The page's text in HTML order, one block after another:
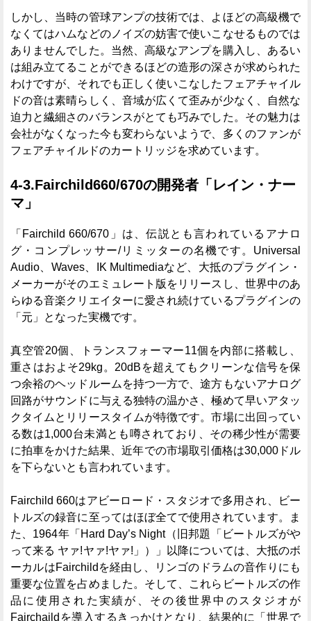
しかし、当時の管球アンプの技術では、よほどの高級機で
なくてはハムなどのノイズの妨害で使いこなせるものでは
ありませんでした。当然、高級なアンプを購入し、あるい
は組み立てることができるほどの造形の深さが求められた
わけですが、それでも正しく使いこなしたフェアチャイル
ドの音は素晴らしく、音域が広くて歪みが少なく、自然な
迫力と繊細さのバランスがとても巧みでした。その魅力は
会社がなくなった今も変わらないようで、多くのファンが
フェアチャイルドのカートリッジを求めています。
4-3.Fairchild660/670の開発者「レイン・ナー
マ」
「Fairchild 660/670」は、伝説とも言われているアナロ
グ・コンプレッサー/リミッターの名機です。Universal
Audio、Waves、IK Multimediaなど、大抵のプラグイン・
メーカーがそのエミュレート版をリリースし、世界中のあ
らゆる音楽クリエイターに愛され続けているプラグインの
「元」となった実機です。
真空管20個、トランスフォーマー11個を内部に搭載し、
重さはおよそ29kg。20dBを超えてもクリーンな信号を保
つ余裕のヘッドルームを持つ一方で、途方もないアナログ
回路がサウンドに与える独特の温かさ、極めて早いアタッ
クタイムとリリースタイムが特徴です。市場に出回ってい
る数は1,000台未満とも噂されており、その稀少性が需要
に拍車をかけた結果、近年での市場取引価格は30,000ドル
を下らないとも言われています。
Fairchild 660はアビーロード・スタジオで多用され、ビー
トルズの録音に至ってはほぼ全てで使用されています。ま
た、1964年「Hard Day’s Night（旧邦題「ビートルズがや
って来る ヤァ!ヤァ!ヤァ!」）」以降については、大抵のボ
ーカルはFairchildを経由し、リンゴのドラムの音作りにも
重要な位置を占めました。そして、これらビートルズの作
品に使用された実績が、その後世界中のスタジオが
Fairchaildを導入するきっかけとなり、結果的に「世界で